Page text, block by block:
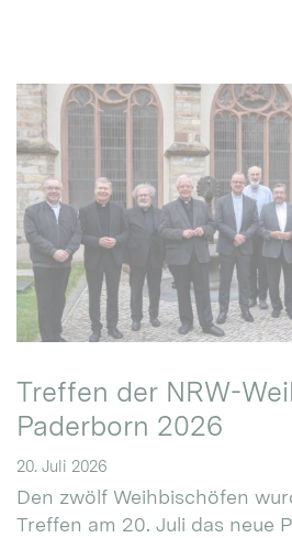
Treffen der NRW-
Paderborn 2026
20. Juli 2026
Den zwölf Weihbischöfen
Treffen am 20. Juli das neue